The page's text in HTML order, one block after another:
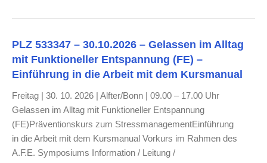
PLZ 533347 – 30.10.2026 – Gelassen im Alltag
mit Funktioneller Entspannung (FE) –
Einführung in die Arbeit mit dem Kursmanual
Freitag | 30. 10. 2026 | Alfter/Bonn | 09.00 – 17.00 Uhr
Gelassen im Alltag mit Funktioneller Entspannung
(FE)Präventionskurs zum StressmanagementEinführung
in die Arbeit mit dem Kursmanual Vorkurs im Rahmen des
A.F.E. Symposiums Information / Leitung /